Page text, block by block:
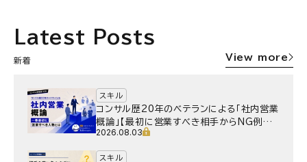
Latest Posts
新着 View more
スキル
コンサル歴20年のベテランによる「社内営業
概論」【最初に営業すべき相手からNG例ま
で】
2026.08.03
スキル